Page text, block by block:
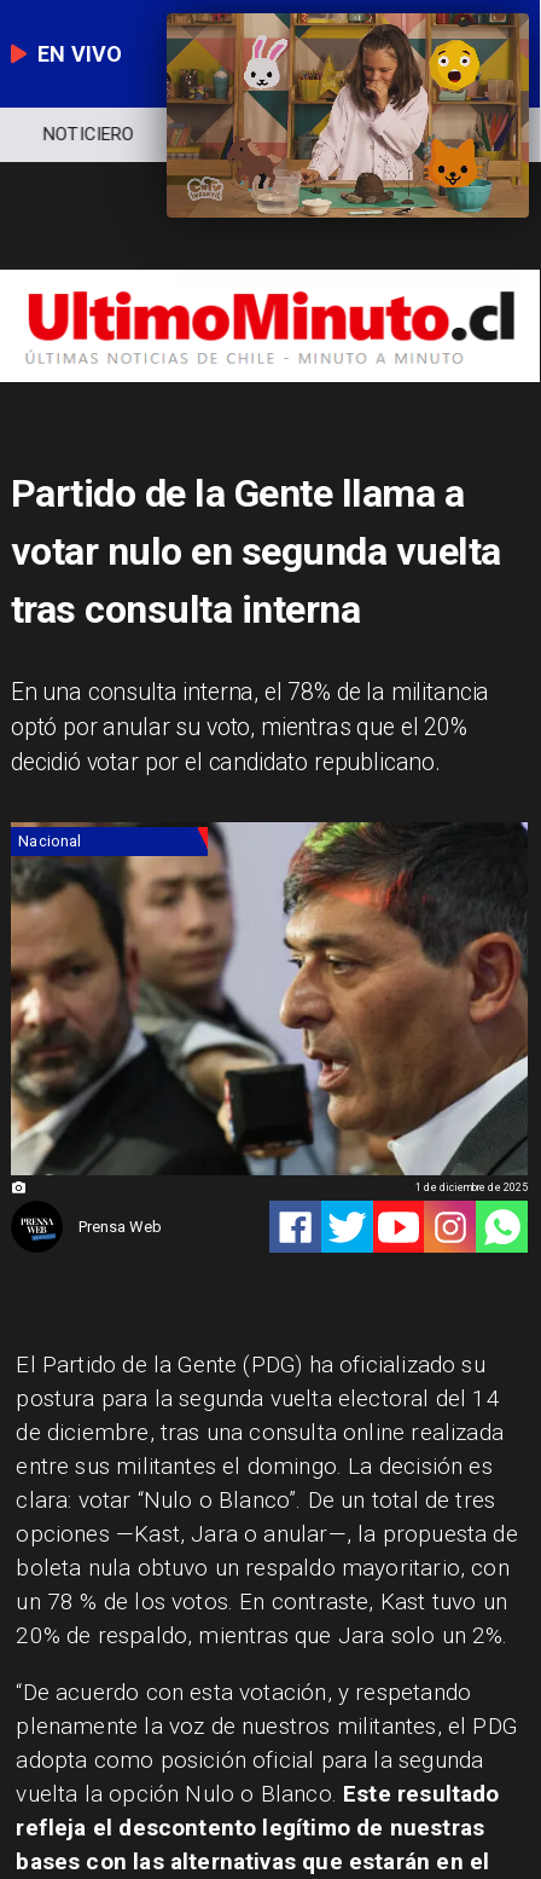
EN VIVO
NOTICIERO POLÍTICA ECONOMÍA
Partido de la Gente llama a
votar nulo en segunda vuelta
tras consulta interna
En una consulta interna, el 78% de la militancia
optó por anular su voto, mientras que el 20%
decidió votar por el candidato republicano.
Nacional
Prensa Web
1 de diciembre de 2025
El Partido de la Gente (PDG) ha oficializado su
postura para la segunda vuelta electoral del 14
de diciembre, tras una consulta online realizada
entre sus militantes el domingo. La decisión es
clara: votar “Nulo o Blanco”. De un total de tres
opciones —Kast, Jara o anular—, la propuesta de
boleta nula obtuvo un respaldo mayoritario, con
un 78 % de los votos. En contraste, Kast tuvo un
20% de respaldo, mientras que Jara solo un 2%.
“De acuerdo con esta votación, y respetando
plenamente la voz de nuestros militantes, el PDG
adopta como posición oficial para la segunda
vuelta la opción Nulo o Blanco. Este resultado
refleja el descontento legítimo de nuestras
bases con las alternativas que estarán en el